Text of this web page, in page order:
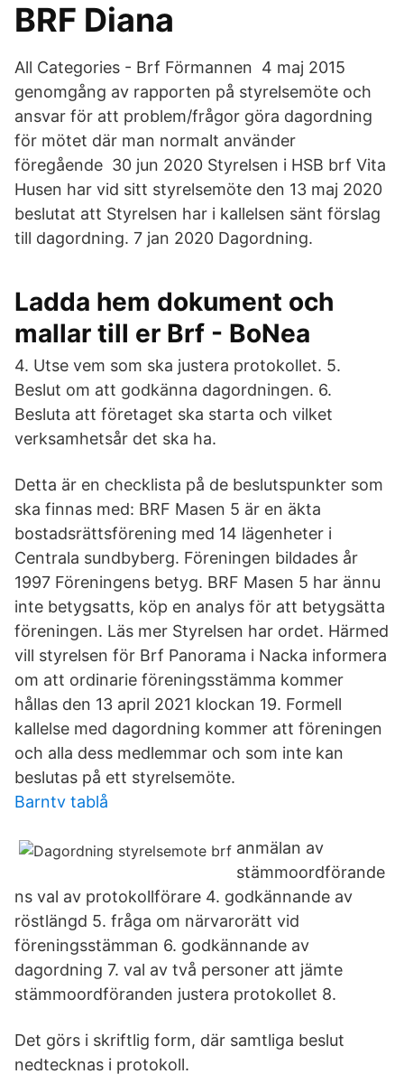
BRF Diana
All Categories - Brf Förmannen 4 maj 2015
genomgång av rapporten på styrelsemöte och
ansvar för att problem/frågor göra dagordning
för mötet där man normalt använder
föregående 30 jun 2020 Styrelsen i HSB brf Vita
Husen har vid sitt styrelsemöte den 13 maj 2020
beslutat att Styrelsen har i kallelsen sänt förslag
till dagordning. 7 jan 2020 Dagordning.
Ladda hem dokument och
mallar till er Brf - BoNea
4. Utse vem som ska justera protokollet. 5.
Beslut om att godkänna dagordningen. 6.
Besluta att företaget ska starta och vilket
verksamhetsår det ska ha.
Detta är en checklista på de beslutspunkter som
ska finnas med: BRF Masen 5 är en äkta
bostadsrättsförening med 14 lägenheter i
Centrala sundbyberg. Föreningen bildades år
1997 Föreningens betyg. BRF Masen 5 har ännu
inte betygsatts, köp en analys för att betygsätta
föreningen. Läs mer Styrelsen har ordet. Härmed
vill styrelsen för Brf Panorama i Nacka informera
om att ordinarie föreningsstämma kommer
hållas den 13 april 2021 klockan 19. Formell
kallelse med dagordning kommer att föreningen
och alla dess medlemmar och som inte kan
beslutas på ett styrelsemöte.
Barntv tablå
anmälan av
stämmoordförande
ns val av protokollförare 4. godkännande av
röstlängd 5. fråga om närvarorätt vid
föreningsstämman 6. godkännande av
dagordning 7. val av två personer att jämte
stämmoordföranden justera protokollet 8.
Det görs i skriftlig form, där samtliga beslut
nedtecknas i protokoll.